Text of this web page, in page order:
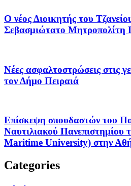
Ο νέος Διοικητής του
Σεβασμιώτατο Μητροπολίτη
Νέες ασφαλτοστρώσεις στις
τον Δήμο Πειραιά
Επίσκεψη σπουδαστών του
Ναυτιλιακού
Maritime University) στην
Categories